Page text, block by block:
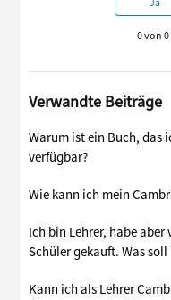
Ja
0 von
Verwandte Beiträge
Warum ist ein Buch, das
verfügbar?
Wie kann ich mein
Ich bin Lehrer, habe
Schüler gekauft. Was
Kann ich als Lehrer